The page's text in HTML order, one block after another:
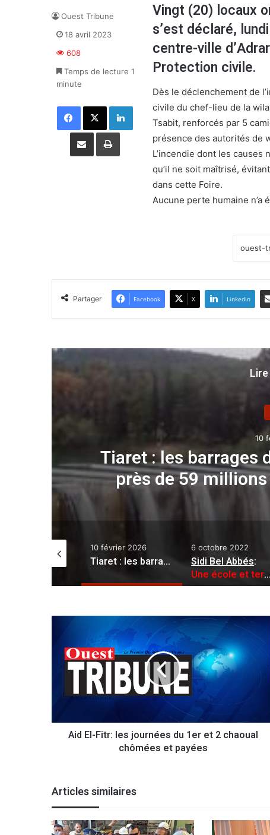
Vingt (20) locaux
s’est déclaré,
centre-ville
Protection civile.
Dès le déclenchement de
civile du chef-lieu de la
Tsabit, renforcés par 5
présence des autorités de
L’incendie dont les
qu’il ne soit maîtrisé,
dans cette Foire.
Aucune perte humaine
Ouest Tribune
18 avril 2023
608
Temps de lecture 1
minute
Facebook X Linkedin
Partager par email Imprimer
Partager Facebook X Linkedin
10
Tiaret : les barrages
près de 59
10 février 2026
Tiaret : les barrages de la wilaya renforcés par près de 59 millions de mètres cubes d’eau
6 octobre 2022
Sidi Bel Abbés:
Une école et terrain matico à la place de l’ex-bidonville de Boumlik
t
j
o
u
Aid El-Fitr: les journées du 1er et 2 chaoual
chômées et payées
Articles similaires